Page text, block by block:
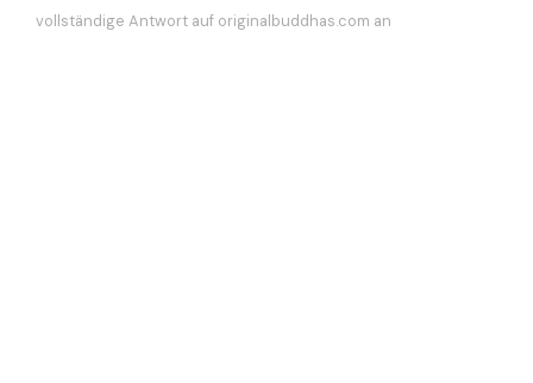
vollständige Antwort auf originalbuddhas.com an